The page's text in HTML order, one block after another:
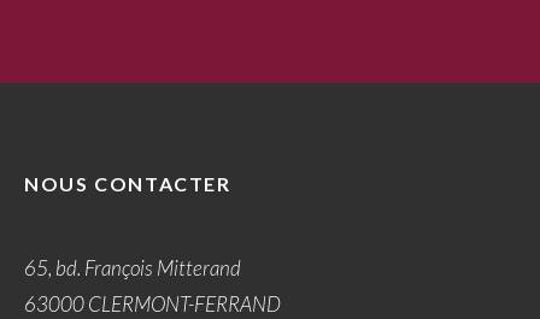
NOUS CONTACTER
65, bd. François Mitterand
63000 CLERMONT-FERRAND